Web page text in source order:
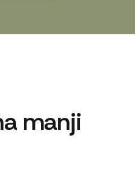
manji